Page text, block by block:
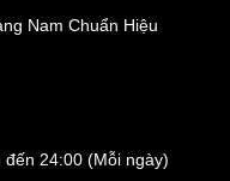
Nam Chuẩn Hiệu
24:00 (Mỗi ngày)